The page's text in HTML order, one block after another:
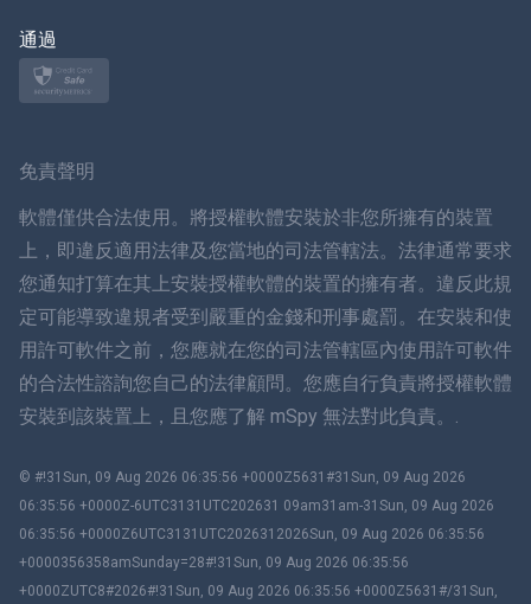
ภาษาไทย
簡体中文
丹麥語
हिंदी
עברית
通過
免責聲明
軟體僅供合法使用。將授權軟體安裝於非您所擁有的裝置
上，即違反適用法律及您當地的司法管轄法。法律通常要求
您通知打算在其上安裝授權軟體的裝置的擁有者。違反此規
定可能導致違規者受到嚴重的金錢和刑事處罰。在安裝和使
用許可軟件之前，您應就在您的司法管轄區內使用許可軟件
的合法性諮詢您自己的法律顧問。您應自行負責將授權軟體
安裝到該裝置上，且您應了解 mSpy 無法對此負責。.
© #!31Sun, 09 Aug 2026 06:35:56 +0000Z5631#31Sun, 09 Aug 2026
06:35:56 +0000Z-6UTC3131UTC202631 09am31am-31Sun, 09 Aug 2026
06:35:56 +0000Z6UTC3131UTC2026312026Sun, 09 Aug 2026 06:35:56
+0000356358amSunday=28#!31Sun, 09 Aug 2026 06:35:56
+0000ZUTC8#2026#!31Sun, 09 Aug 2026 06:35:56 +0000Z5631#/31Sun,